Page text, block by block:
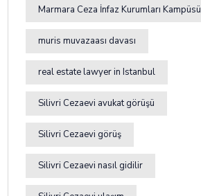
Marmara Ceza İnfaz Kurumları Kampüsü
muris muvazaası davası
real estate lawyer in Istanbul
Silivri Cezaevi avukat görüşü
Silivri Cezaevi görüş
Silivri Cezaevi nasıl gidilir